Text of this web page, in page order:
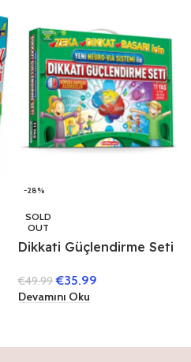
-28%
SOLD
OUT
Dikkati Güçlendirme Seti
€49.99 €35.99
Devamını Oku